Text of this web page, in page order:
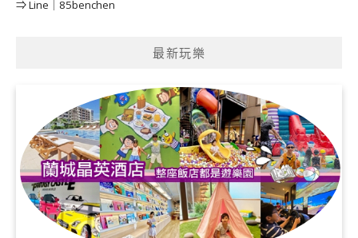
⇒ Line｜85benchen
最新玩樂